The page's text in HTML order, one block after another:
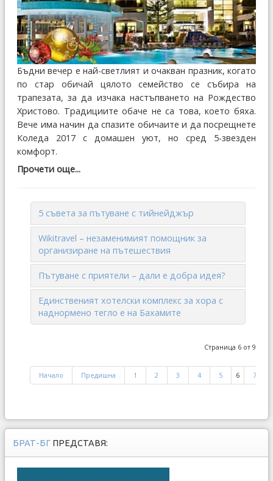
Бъдни вечер е най-светлият и очакван празник, когато
по стар обичай цялото семейство се събира на
трапезата, за да изчака настъпването на Рождество
Христово. Традициите обаче не са това, което бяха.
Вече има начин да спазите обичаите и да посрещнете
Коледа 2017 с домашен уют, но сред 5-звезден
комфорт.
Прочети още...
5 съвета за пътуване с тийнейджър
Wikitravel – незаменимият помощник за
организиране на пътешествия
Пътуване с приятели – дали е добра идея?
Единственият хотелски комплекс за хора с
наднормено тегло е на Бахамите
Страница 6 от 9
Начало Предишна 1 2 3 4 5 6 7
БРАТ-БГ ПРЕДСТАВЯ: